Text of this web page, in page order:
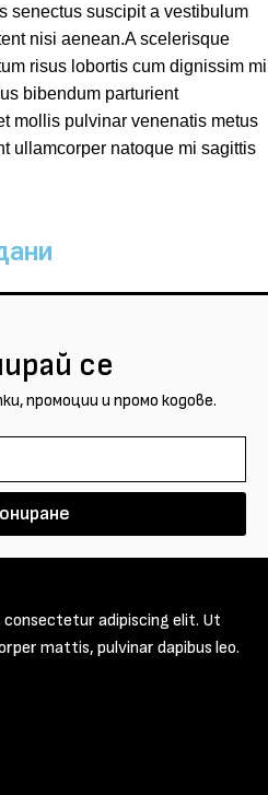
senectus suscipit a vestibulum
nisi aenean.A scelerisque
risus lobortis cum dignissim mi
bibendum parturient
mollis pulvinar venenatis metus
ullamcorper natoque mi sagittis
се
промоции и промо кодове.
adipiscing elit. Ut
mattis, pulvinar dapibus leo.